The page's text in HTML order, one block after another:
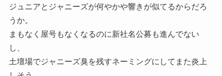
ジュニアとジャニーズが何やかや響きが似てるからだろ
うか。
まもなく屋号もなくなるのに新社名公募も進んでない
し、
土壇場でジャニーズ臭を残すネーミングにしてまた炎上